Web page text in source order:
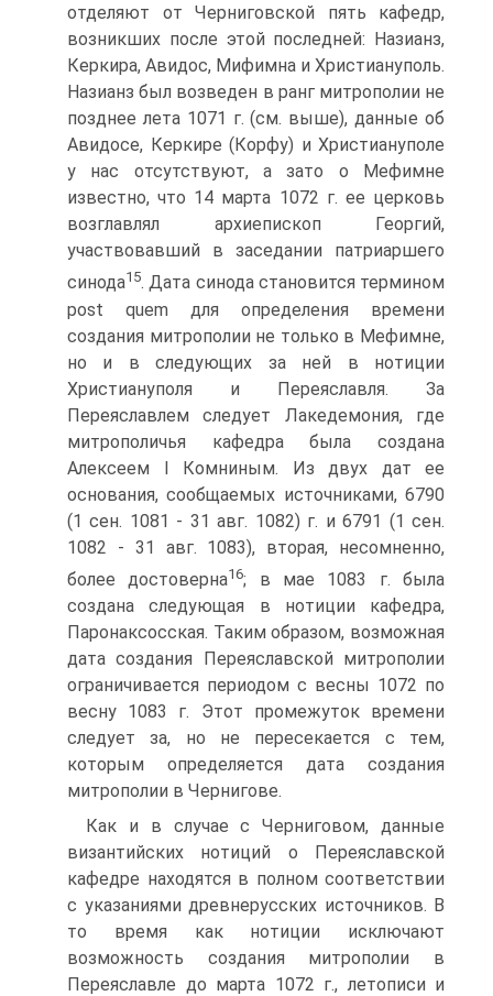
отделяют от Черниговской пять кафедр,
возникших после этой последней: Назианз,
Керкира, Авидос, Мифимна и Христиануполь.
Назианз был возведен в ранг митрополии не
позднее лета 1071 г. (см. выше), данные об
Авидосе, Керкире (Корфу) и Христиануполе
у нас отсутствуют, а зато о Мефимне
известно, что 14 марта 1072 г. ее церковь
возглавлял архиепископ Георгий,
участвовавший в заседании патриаршего
синода15. Дата синода становится термином
post quem для определения времени
создания митрополии не только в Мефимне,
но и в следующих за ней в нотиции
Христиануполя и Переяславля. За
Переяславлем следует Лакедемония, где
митрополичья кафедра была создана
Алексеем I Комниным. Из двух дат ее
основания, сообщаемых источниками, 6790
(1 сен. 1081 - 31 авг. 1082) г. и 6791 (1 сен.
1082 - 31 авг. 1083), вторая, несомненно,
более достоверна16; в мае 1083 г. была
создана следующая в нотиции кафедра,
Паронаксосская. Таким образом, возможная
дата создания Переяславской митрополии
ограничивается периодом с весны 1072 по
весну 1083 г. Этот промежуток времени
следует за, но не пересекается с тем,
которым определяется дата создания
митрополии в Чернигове.
Как и в случае с Черниговом, данные
византийских нотиций о Переяславской
кафедре находятся в полном соответствии
с указаниями древнерусских источников. В
то время как нотиции исключают
возможность создания митрополии в
Переяславле до марта 1072 г., летописи и